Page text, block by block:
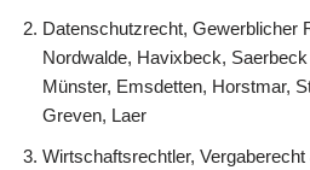
Datenschutzrecht, Gewerblicher
Nordwalde, Havixbeck,
Münster, Emsdetten, Horstmar,
Greven, Laer
Wirtschaftsrechtler,